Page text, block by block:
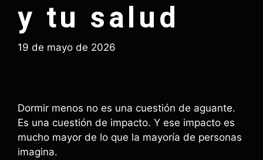
y tu salud
19 de mayo de 2026
Dormir menos no es una cuestión de aguante.
Es una cuestión de impacto. Y ese impacto es
mucho mayor de lo que la mayoría de personas
imagina.